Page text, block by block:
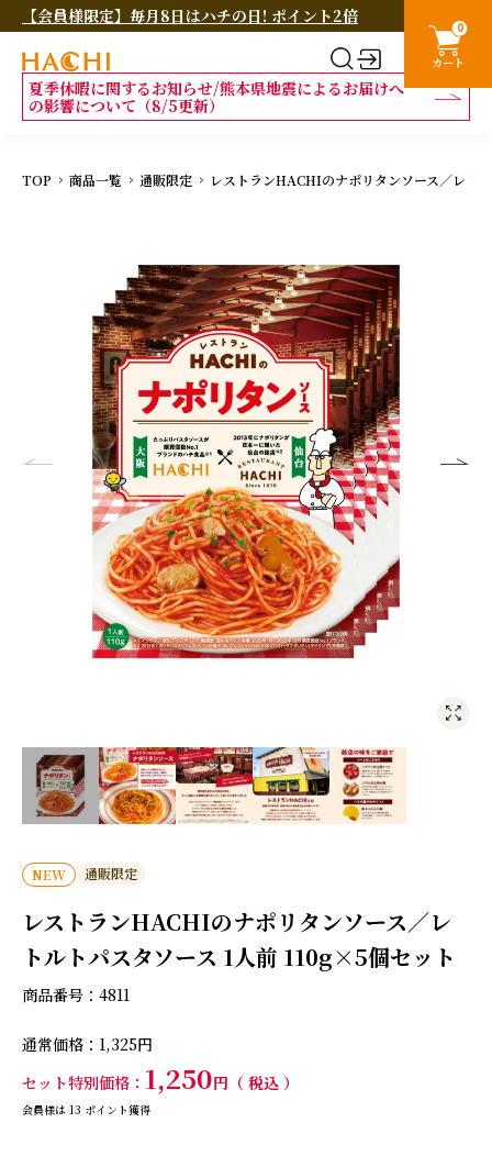
【会員様限定】毎月8日はハチの日! ポイント2倍
夏季休暇に関するお知らせ/熊本県地震によるお届けへ
の影響について（8/5更新）
0
カート
TOP 商品一覧 通販限定 レストランHACHIのナポリタンソース／レト
NEW 通販限定
レストランHACHIのナポリタンソース／レ
トルトパスタソース 1人前 110g×5個セット
商品番号 4811
通常価格
1,325
セット特別価格
1,250 税込
会員様は 13 ポイント獲得